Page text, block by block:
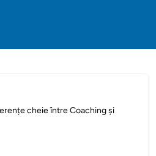
cheie între Coaching și